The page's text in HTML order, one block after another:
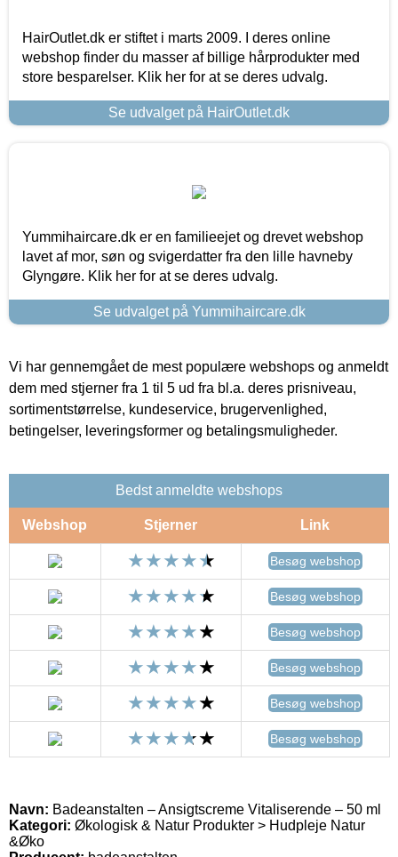
HairOutlet.dk er stiftet i marts 2009. I deres online
webshop finder du masser af billige hårprodukter med
store besparelser. Klik her for at se deres udvalg.
Se udvalget på HairOutlet.dk
Yummihaircare.dk er en familieejet og drevet webshop
lavet af mor, søn og svigerdatter fra den lille havneby
Glyngøre. Klik her for at se deres udvalg.
Se udvalget på Yummihaircare.dk
Vi har gennemgået de mest populære webshops og anmeldt
dem med stjerner fra 1 til 5 ud fra bl.a. deres prisniveau,
sortimentstørrelse, kundeservice, brugervenlighed,
betingelser, leveringsformer og betalingsmuligheder.
Bedst anmeldte webshops
Webshop Stjerner Link
Besøg webshop
Besøg webshop
Besøg webshop
Besøg webshop
Besøg webshop
Besøg webshop
Navn: Badeanstalten – Ansigtscreme Vitaliserende – 50 ml
Kategori: Økologisk & Natur Produkter > Hudpleje Natur
&Øko